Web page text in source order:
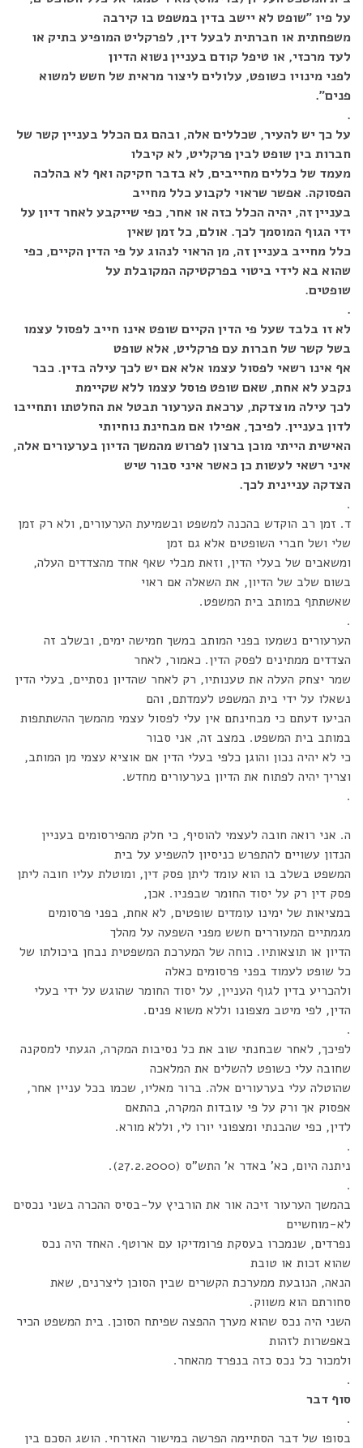
על פיו "שופט לא יישב בדין במשפט בו קירבה
משפחתית או חברתית לבעל דין, לפרקליט המופיע בתיק או
לעד מרכזי, או טיפל קודם בעניין נשוא הדיון
לפני מינויו כשופט, עלולים ליצור מראית של חשש למשוא
פנים".
.
על כך יש להעיר, שכללים אלה, ובהם גם הכלל בעניין קשר של
חברות בין שופט לבין פרקליט, לא קיבלו
מעמד של כללים מחייבים, לא בדבר חקיקה ואף לא בהלכה
הפסוקה. אפשר שראוי לקבוע כלל מחייב
בעניין זה, יהיה הכלל כזה או אחר, כפי שייקבע לאחר דיון על
ידי הגוף המוסמך לכך. אולם, כל זמן שאין
כלל מחייב בעניין זה, מן הראוי לנהוג על פי הדין הקיים, כפי
שהוא בא לידי ביטוי בפרקטיקה המקובלת על
שופטים.
.
לא זו בלבד שעל פי הדין הקיים שופט אינו חייב לפסול עצמו
בשל קשר של חברות עם פרקליט, אלא שופט
אף אינו רשאי לפסול עצמו אלא אם יש לכך עילה בדין. כבר
נקבע לא אחת, שאם שופט פוסל עצמו ללא שקיימת
לכך עילה מוצדקת, ערכאת הערעור תבטל את החלטתו ותחייבו
לדון בעניין. לפיכך, אפילו אם מבחינת נוחיותי
האישית הייתי מוכן ברצון לפרוש מהמשך הדיון בערעורים אלה,
איני רשאי לעשות כן כאשר איני סבור שיש
הצדקה עניינית לכך.
.
ד. זמן רב הוקדש בהכנה למשפט ובשמיעת הערעורים, ולא רק זמן
שלי ושל חברי השופטים אלא גם זמן
ומשאבים של בעלי הדין, וזאת מבלי שאף אחד מהצדדים העלה,
בשום שלב של הדיון, את השאלה אם ראוי
שאשתתף במותב בית המשפט.
.
הערעורים נשמעו בפני המותב במשך חמישה ימים, ובשלב זה
הצדדים ממתינים לפסק הדין. כאמור, לאחר
שמר יצחק העלה את טענותיו, רק לאחר שהדיון נסתיים, בעלי הדין
נשאלו על ידי בית המשפט לעמדתם, והם
הביעו דעתם כי מבחינתם אין עלי לפסול עצמי מהמשך ההשתתפות
במותב בית המשפט. במצב זה, אני סבור
כי לא יהיה נכון והוגן כלפי בעלי הדין אם אוציא עצמי מן המותב,
וצריך יהיה לפתוח את הדיון בערעורים מחדש.
.
ה. אני רואה חובה לעצמי להוסיף, כי חלק מהפירסומים בעניין
הנדון עשויים להתפרש כניסיון להשפיע על בית
המשפט בשלב בו הוא עומד ליתן פסק דין, ומוטלת עליו חובה ליתן
פסק דין רק על יסוד החומר שבפניו. אכן,
במציאות של ימינו עומדים שופטים, לא אחת, בפני פרסומים
מגמתיים המעוררים חשש מפני השפעה על מהלך
הדיון או תוצאותיו. כוחה של המערכת המשפטית נבחן ביכולתו של
כל שופט לעמוד בפני פרסומים כאלה
ולהכריע בדין לגוף העניין, על יסוד החומר שהוגש על ידי בעלי
הדין, לפי מיטב מצפונו וללא משוא פנים.
.
לפיכך, לאחר שבחנתי שוב את כל נסיבות המקרה, הגעתי למסקנה
שחובה עלי כשופט להשלים את המלאכה
שהוטלה עלי בערעורים אלה. ברור מאליו, שכמו בכל עניין אחר,
אפסוק אך ורק על פי עובדות המקרה, בהתאם
לדין, כפי שהבנתי ומצפוני יורו לי, וללא מורא.
.
ניתנה היום, כא' באדר א' התש"ס (27.2.2000).
.
בהמשך הערעור זיכה אור את הורביץ על-בסיס ההכרה בשני נכסים
לא-מוחשיים
נפרדים, שנמכרו בעסקת פרומדיקו עם ארוטף. האחד היה נכס
שהוא זכות או טובת
הנאה, הנובעת ממערכת הקשרים שבין הסוכן ליצרנים, שאת
סחורתם הוא משווק.
השני היה נכס שהוא מערך ההפצה שפיתח הסוכן. בית המשפט הכיר
באפשרות לזהות
ולמכור כל נכס כזה בנפרד מהאחר.
.
סוף דבר
.
בסופו של דבר הסתיימה הפרשה במישור האזרחי. הושג הסכם בין